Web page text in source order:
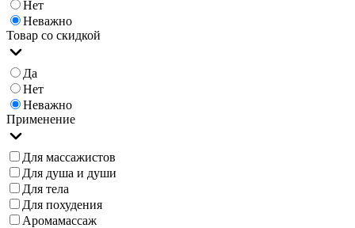
Нет
Неважно
Товар со скидкой
Да
Нет
Неважно
Применение
Для массажистов
Для душа и души
Для тела
Для похудения
Аромамассаж